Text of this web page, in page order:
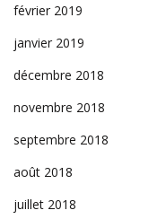
février 2019
janvier 2019
décembre 2018
novembre 2018
septembre 2018
août 2018
juillet 2018